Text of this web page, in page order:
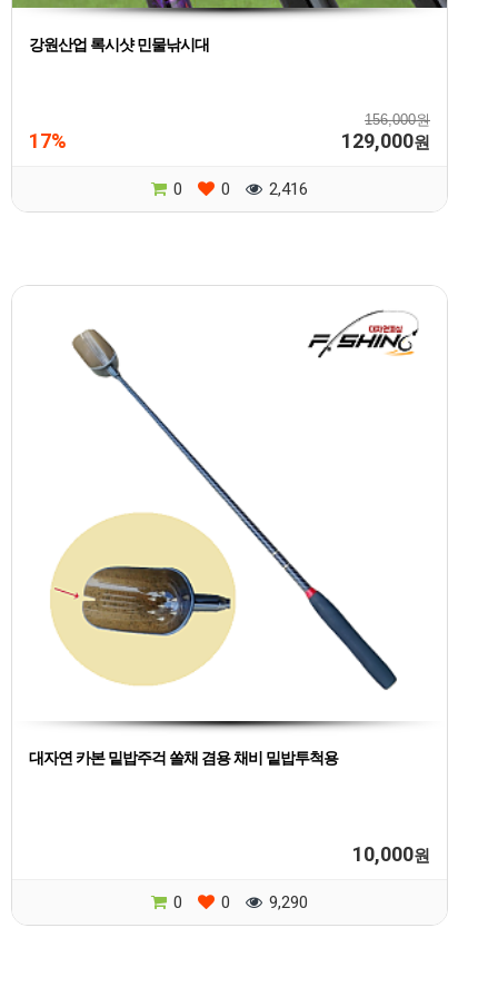
강원산업 록시샷 민물낚시대
156,000원
17% 129,000원
0 0 2,416
대자연 카본 밑밥주걱 쏠채 겸용 채비 밑밥투척용
10,000원
0 0 9,290